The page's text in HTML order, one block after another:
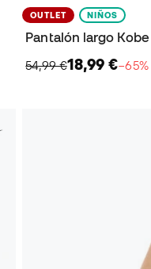
OUTLET NIÑOS
Pantalón largo
54,99 €18,99 €−65%